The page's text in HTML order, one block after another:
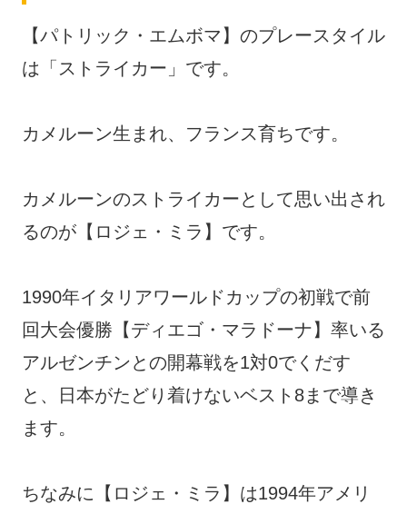
【パトリック・エムボマ】のプレースタイル
は「ストライカー」です。
カメルーン生まれ、フランス育ちです。
カメルーンのストライカーとして思い出され
るのが【ロジェ・ミラ】です。
1990年イタリアワールドカップの初戦で前
回大会優勝【ディエゴ・マラドーナ】率いる
アルゼンチンとの開幕戦を1対0でくだす
と、日本がたどり着けないベスト8まで導き
ます。
ちなみに【ロジェ・ミラ】は1994年アメリ